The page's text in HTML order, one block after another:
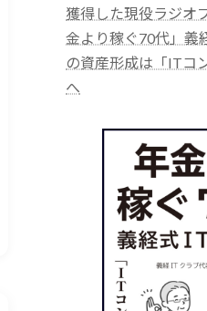
獲得した現役ラジオ
金より稼ぐ70代」義
の資産形成は「ITコ
へ